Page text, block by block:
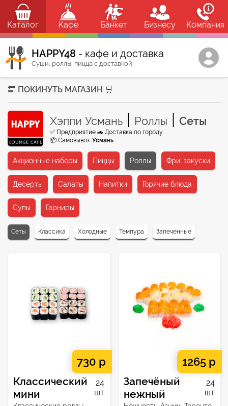
Каталог Кафе Банкет Бизнесу Компания
HAPPY48 - кафе и доставка
Суши, роллы, пицца с доставкой.
🔙 ПОКИНУТЬ МАГАЗИН 🛒
Хэппи Усмань Роллы Сеты
✅ Предприятие 🚗 Доставка по городу
📦 Самовывоз: Усмань
Акционные наборы Пиццы Роллы Фри, закуски
Десерты Салаты Напитки Горячие блюда
Супы Гарниры
Сеты Классика Холодные Темпура Запеченные
730 р
Классический
мини
24
шт
1265 р
Запечёный
нежный
24
шт